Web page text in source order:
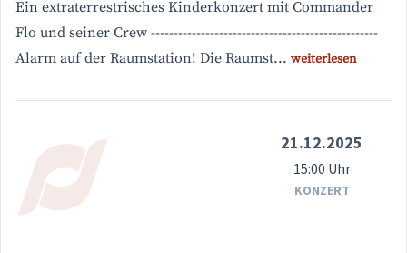
Ein extraterrestrisches Kinderkonzert mit Commander
Flo und seiner Crew --------------------------------------------------
Alarm auf der Raumstation! Die Raumst... weiterlesen
21.12.2025
15:00 Uhr
KONZERT